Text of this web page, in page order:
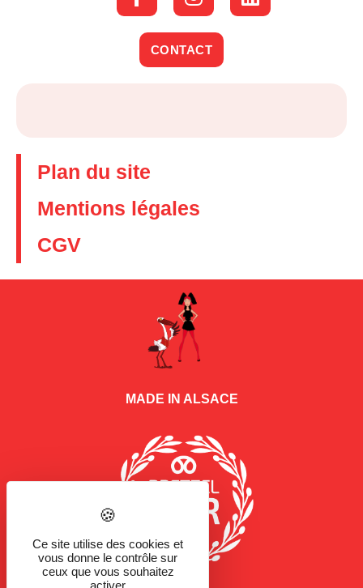
CONTACT
Plan du site
Mentions légales
CGV
MADE IN ALSACE
Ce site utilise des cookies et
vous donne le contrôle sur
ceux que vous souhaitez
activer